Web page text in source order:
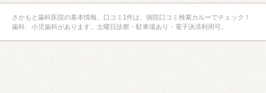
さかもと歯科医院の基本情報、口コミ1件は、病院口コミ検索カルーでチェック！
歯科、小児歯科があります。土曜日診察・駐車場あり・電子決済利用可。